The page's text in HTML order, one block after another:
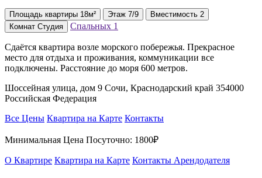
Площадь квартиры 18м² Этаж 7/9 Вместимость 2
Комнат Студия Спальных 1
Сдаётся квартира возле морского побережья. Прекрасное
место для отдыха и проживания, коммуникации все
подключены. Расстояние до моря 600 метров.
Шоссейная улица, дом 9 Сочи, Краснодарский край 354000
Российская Федерация
Все Цены Квартира на Карте Контакты
Минимальная Цена Посуточно: 1800₽
О Квартире Квартира на Карте Контакты Арендодателя